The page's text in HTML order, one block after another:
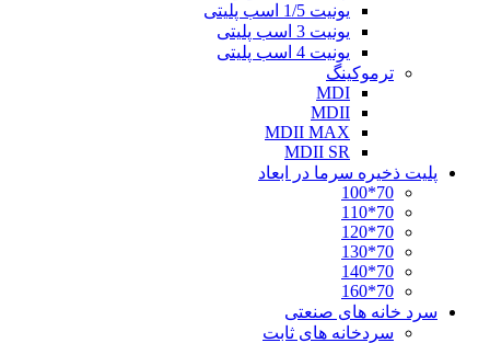
یونیت 1/5 اسب پلیتی
یونیت 3 اسب پلیتی
یونیت 4 اسب پلیتی
ترموکینگ
MDI
MDII
MDII MAX
MDII SR
پلیت ذخیره سرما در ابعاد
70*100
70*110
70*120
70*130
70*140
70*160
سرد خانه های صنعتی
سردخانه های ثابت